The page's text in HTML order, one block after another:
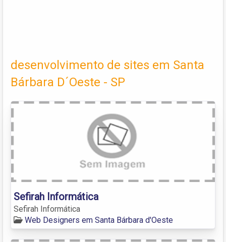
desenvolvimento de sites em Santa
Bárbara D´Oeste - SP
Sefirah Informática
Sefirah Informática
Web Designers em Santa Bárbara d'Oeste